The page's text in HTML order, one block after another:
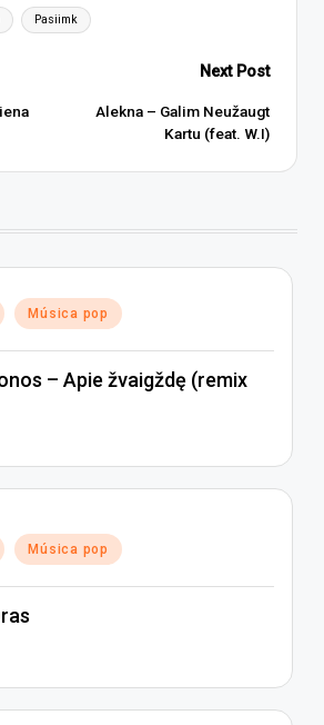
Pasiimk
Next Post
Alekna – Galim Neužaugt
Kartu (feat. W.I)
Música pop
– Apie žvaigždę (remix
Música pop